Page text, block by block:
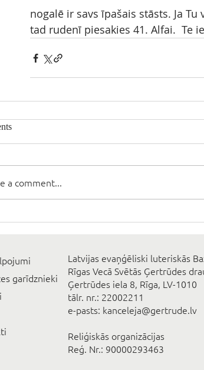
nogalē ir savs īpašais stāsts. Ja
tad rudenī piesakies 41. Alfai.  Te
a comment...
garīdznieki
Latvijas evaņģēliski luteriskās
Rīgas Vecā Svētās Ģertrūdes
Ģertrūdes iela 8, Rīga, LV-1010
tālr. nr.: 22002211
e-pasts: kanceleja@gertrude.lv
Reliģiskās organizācijas
Reģ. Nr.: 90000293463